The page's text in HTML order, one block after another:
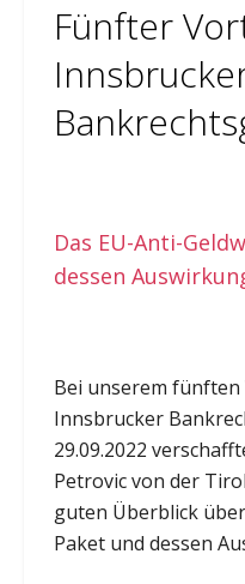
Fünfter
Das EU-Anti-
dessen
Bei unserem
Innsbrucker
29.09.2022
Petrovic von der
guten Überblick über
Paket und dessen